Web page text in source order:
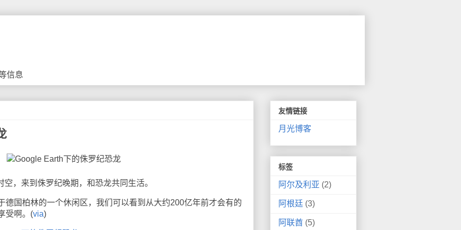
信息
来到侏罗纪晚期，和恐龙共同生活。
柏林的一个休闲区，我们可以看到从大约200亿年前才会有的
受啊。(via)
友情链接
月光博客
标签
阿尔及利亚 (2)
阿根廷 (3)
阿联酋 (5)